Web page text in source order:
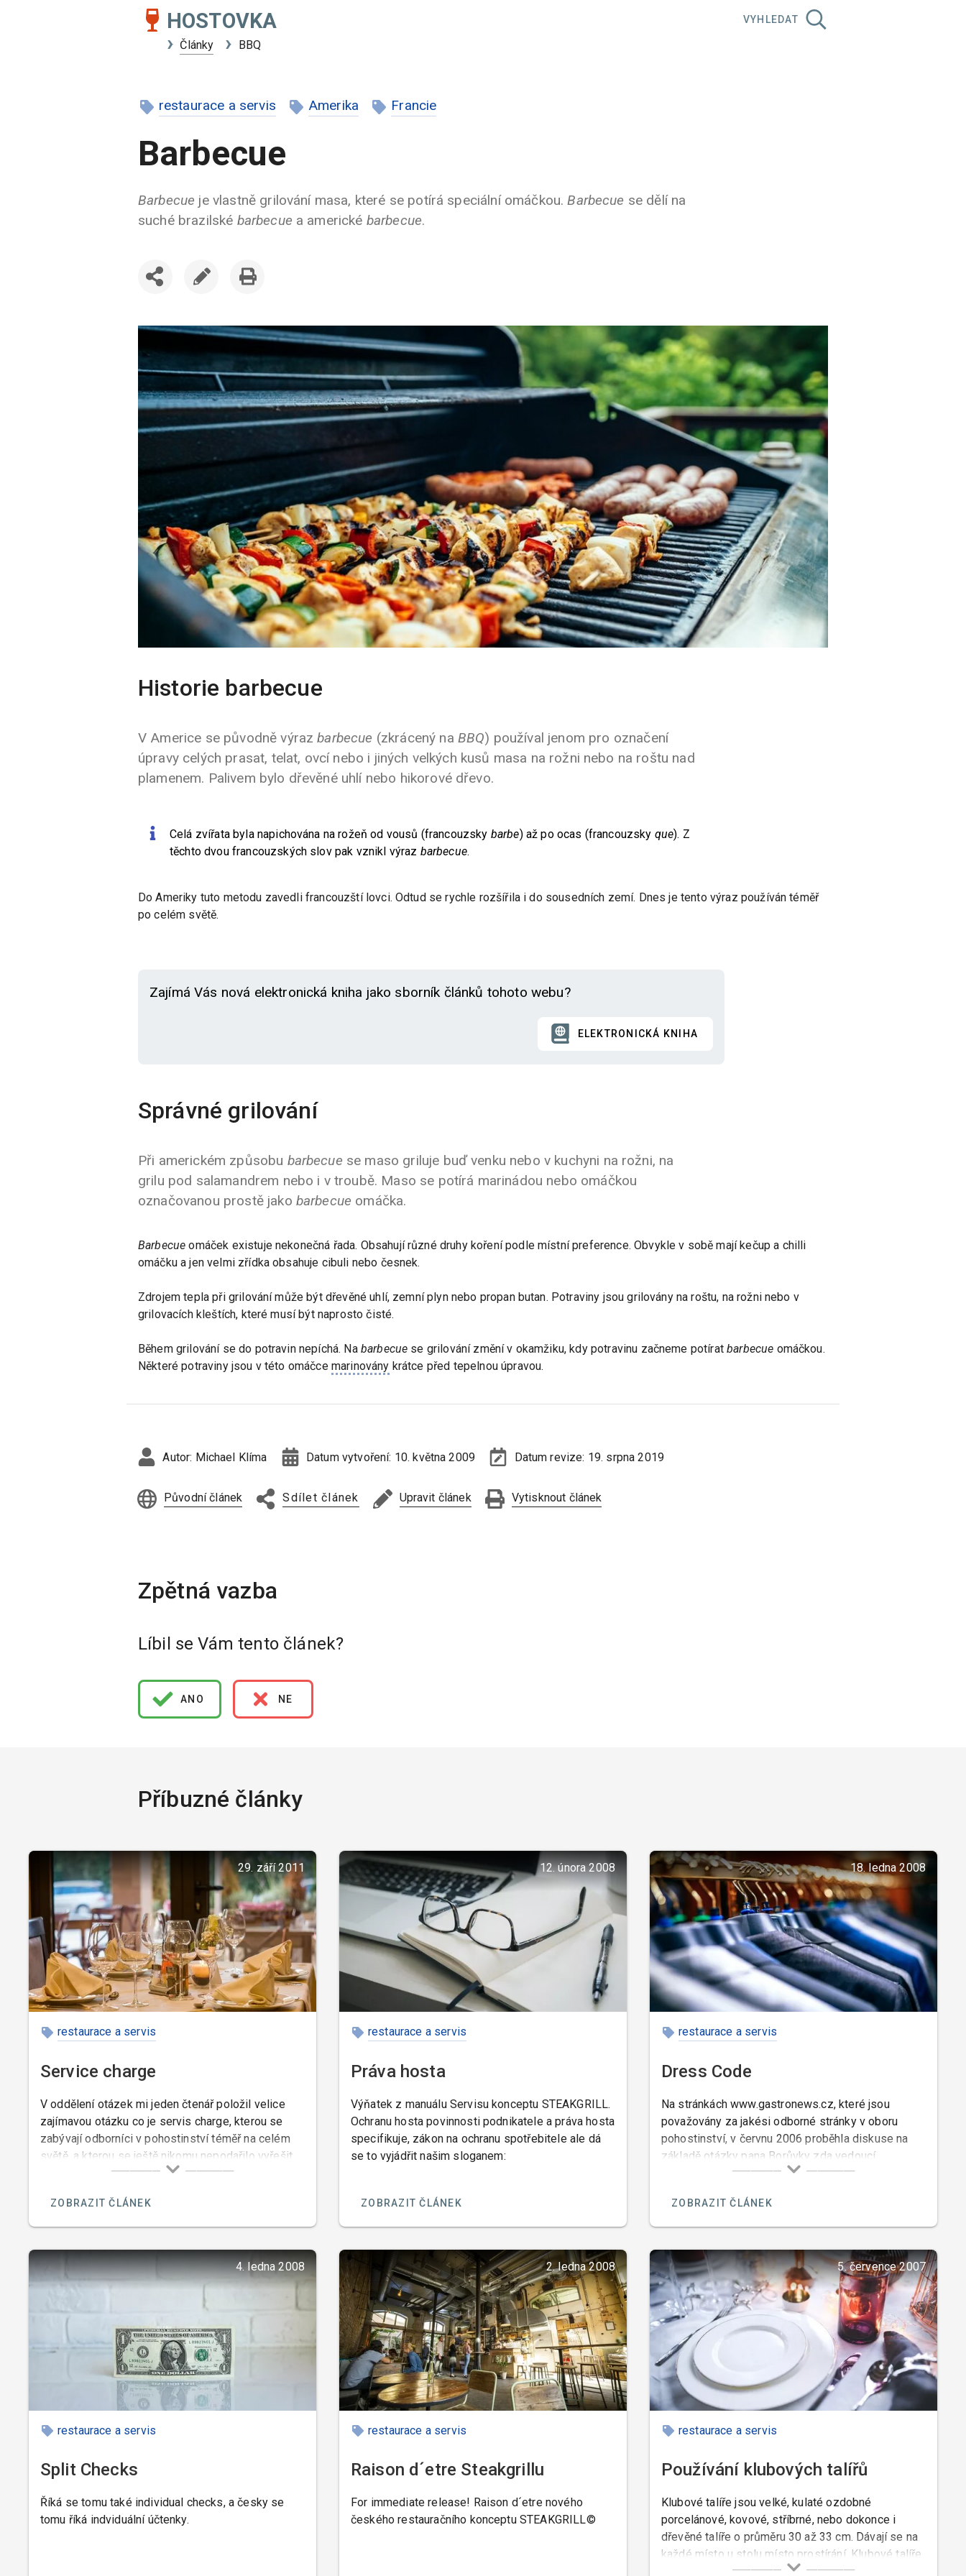
HOSTOVKA
Články BBQ
VYHLEDAT
restaurace a servis Amerika Francie
Barbecue
Barbecue je vlastně grilování masa, které se potírá speciální omáčkou.Barbecue se dělí na
suché brazilské barbecue a americké barbecue.
Historie barbecue
V Americe se původně výrazbarbecue (zkrácený na BBQ) používal jenom pro označení
úpravy celých prasat, telat, ovcí nebo i jiných velkých kusů masa na rožni nebo na roštu nad
plamenem. Palivem bylo dřevěné uhlí nebo hikorové dřevo.
Celá zvířata byla napichována na rožeň od vousů (francouzsky barbe) až po ocas (francouzsky que). Z
těchto dvou francouzských slov pak vznikl výraz barbecue.
Do Ameriky tuto metodu zavedli francouzští lovci. Odtud se rychle rozšířila i do sousedních zemí. Dnes je tento výraz používán téměř
po celém světě.
Zajímá Vás nová elektronická kniha jako sborník článků tohoto webu?
ELEKTRONICKÁ KNIHA
Správné grilování
Při americkém způsobu barbecue se maso griluje buď venku nebo v kuchyni na rožni, na
grilu pod salamandrem nebo i v troubě. Maso se potírá marinádou nebo omáčkou
označovanou prostě jako barbecue omáčka.
Barbecue omáček existuje nekonečná řada. Obsahují různé druhy koření podle místní preference. Obvykle v sobě mají kečup a chilli
omáčku a jen velmi zřídka obsahuje cibuli nebo česnek.
Zdrojem tepla při grilování může být dřevěné uhlí, zemní plyn nebo propan butan. Potraviny jsou grilovány na roštu, na rožni nebo v
grilovacích kleštích, které musí být naprosto čisté.
Během grilování se do potravin nepíchá. Na barbecue se grilování změní v okamžiku, kdy potravinu začneme potíratbarbecue omáčkou.
Některé potraviny jsou v této omáčce marinovány krátce před tepelnou úpravou.
Autor: Michael Klíma Datum vytvoření: 10. května 2009 Datum revize: 19. srpna 2019
Původní článek Sdílet článek Upravit článek Vytisknout článek
Líbil se Vám tento článek?
ANO NE
Příbuzné články
29. září 2011
restaurace a servis
Service charge
V oddělení otázek mi jeden čtenář položil velice
zajímavou otázku co je servis charge, kterou se
zabývají odborníci v pohostinství téměř na celém
světě, a kterou se ještě nikomu nepodařilo vyřešit.
ZOBRAZIT ČLÁNEK
12. února 2008
restaurace a servis
Práva hosta
Výňatek z manuálu Servisu konceptu STEAKGRILL.
Ochranu hosta povinnosti podnikatele a práva hosta
specifikuje, zákon na ochranu spotřebitele ale dá
se to vyjádřit našim sloganem:
ZOBRAZIT ČLÁNEK
18. ledna 2008
restaurace a servis
Dress Code
Na stránkách www.gastronews.cz, které jsou
považovány za jakési odborné stránky v oboru
pohostinství, v červnu 2006 proběhla diskuse na
základě otázky pana Borůvky zda vedoucí
restauace má právo požadovat od zaměsnance v
ZOBRAZIT ČLÁNEK
4. ledna 2008
restaurace a servis
Split Checks
Říká se tomu také individual checks, a česky se
tomu říká indviduální účtenky.
2. ledna 2008
restaurace a servis
Raison d´etre Steakgrillu
For immediate release! Raison d´etre nového
českého restauračního konceptu STEAKGRILL©
5. července 2007
restaurace a servis
Používání klubových talířů
Klubové talíře jsou velké, kulaté ozdobné
porcelánové, kovové, stříbrné, nebo dokonce i
dřevěné talíře o průměru 30 až 33 cm. Dávají se na
každé místo u stolu místo prostírání. Klubové talíře
pocházejí z anglického base plates nebo service